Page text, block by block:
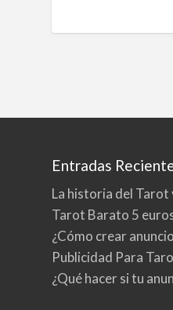
Entradas
La historia del Tarot
Tarot Barato 5
¿Cómo crear
Publicidad Para
¿Qué hacer si tu